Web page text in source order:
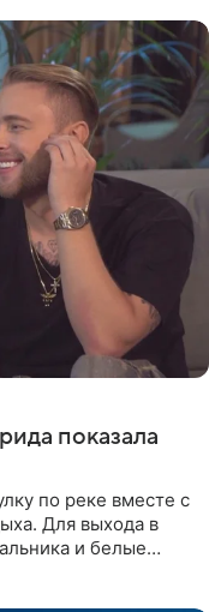
показала
по реке вместе с
Для выхода в
и белые